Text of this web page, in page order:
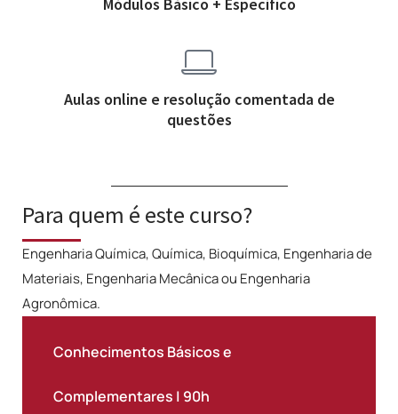
Aulas online e resolução comentada de
questões
Para quem é este curso?
Engenharia Química, Química, Bioquímica, Engenharia de
Materiais, Engenharia Mecânica ou Engenharia
Agronômica.
Conhecimentos Básicos e
Complementares | 90h